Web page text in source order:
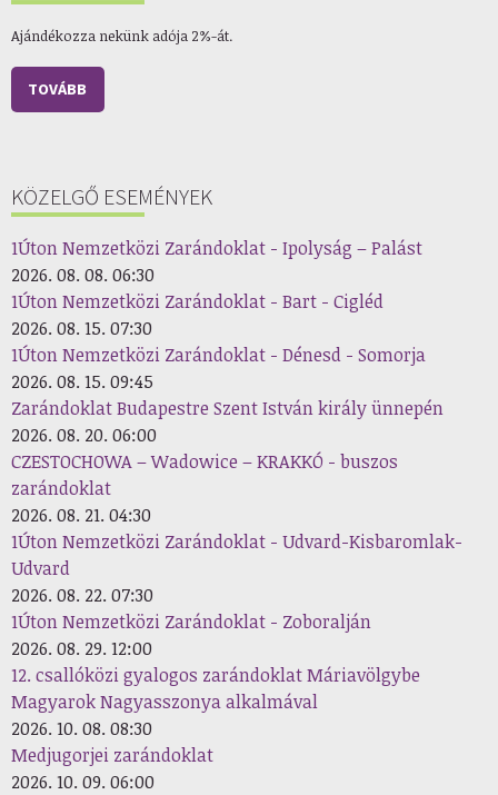
Ajándékozza nekünk adója 2%-át.
TOVÁBB
KÖZELGŐ ESEMÉNYEK
1Úton Nemzetközi Zarándoklat - Ipolyság – Palást
2026. 08. 08. 06:30
1Úton Nemzetközi Zarándoklat - Bart - Cigléd
2026. 08. 15. 07:30
1Úton Nemzetközi Zarándoklat - Dénesd - Somorja
2026. 08. 15. 09:45
Zarándoklat Budapestre Szent István király ünnepén
2026. 08. 20. 06:00
CZESTOCHOWA – Wadowice – KRAKKÓ - buszos
zarándoklat
2026. 08. 21. 04:30
1Úton Nemzetközi Zarándoklat - Udvard-Kisbaromlak-
Udvard
2026. 08. 22. 07:30
1Úton Nemzetközi Zarándoklat - Zoboralján
2026. 08. 29. 12:00
12. csallóközi gyalogos zarándoklat Máriavölgybe
Magyarok Nagyasszonya alkalmával
2026. 10. 08. 08:30
Medjugorjei zarándoklat
2026. 10. 09. 06:00